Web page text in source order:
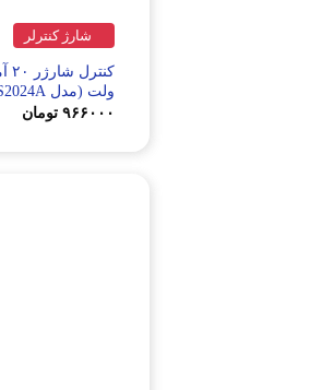
شارژ کنترلر
ولت (مدل VS2024A)
۹۶۶۰۰۰ تومان